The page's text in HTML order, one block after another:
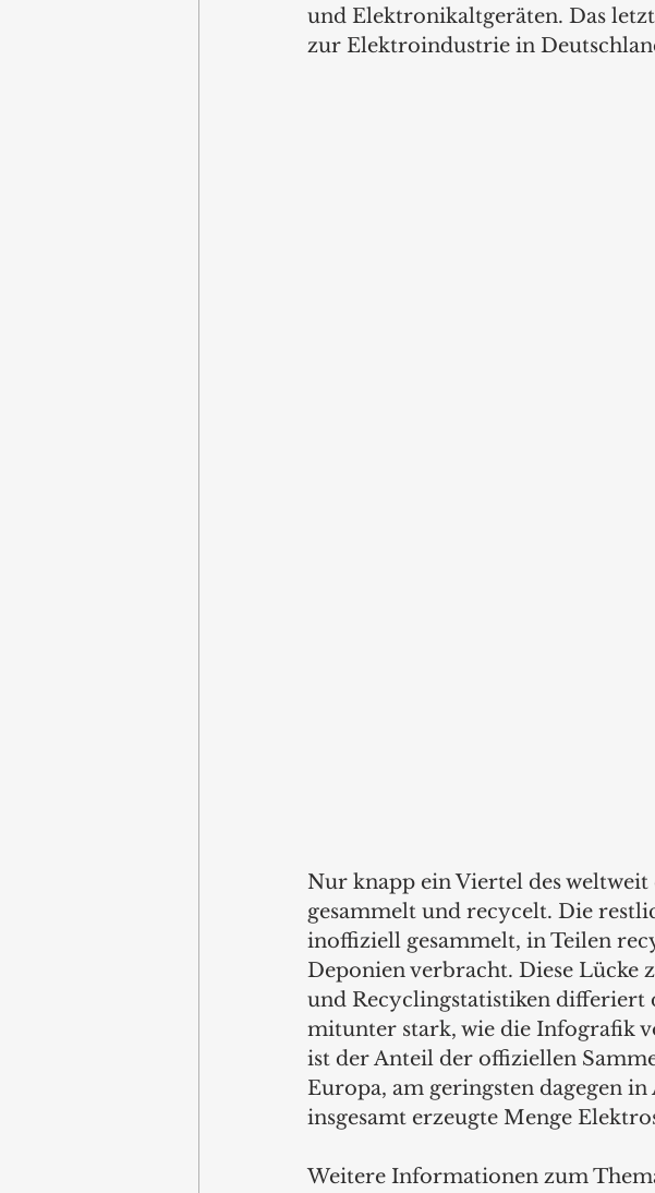
und Elektronikaltgeräten. Das
zur Elektroindustrie in
Nur knapp ein Viertel des
gesammelt und recycelt. Die
inoffiziell gesammelt, in Teilen
Deponien verbracht. Diese Lücke
und Recyclingstatistiken differiert
mitunter stark, wie die Infografik
ist der Anteil der offiziellen
Europa, am geringsten dagegen
insgesamt erzeugte Menge
Weitere Informationen zum